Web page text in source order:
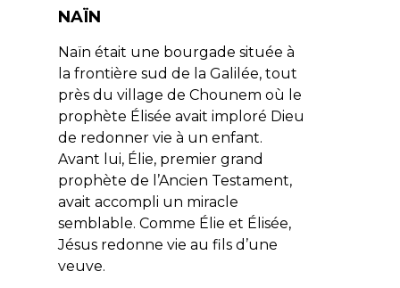
NAÏN
Naïn était une bourgade située à
la frontière sud de la Galilée, tout
près du village de Chounem où le
prophète Élisée avait imploré Dieu
de redonner vie à un enfant.
Avant lui, Élie, premier grand
prophète de l’Ancien Testament,
avait accompli un miracle
semblable. Comme Élie et Élisée,
Jésus redonne vie au fils d’une
veuve.